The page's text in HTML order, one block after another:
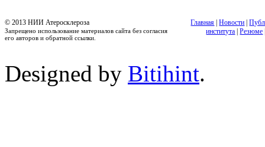
© 2013 НИИ Атеросклероза
Запрещено использование материалов сайта без согласия
его авторов и обратной ссылки.
Главная |Новости |
института |Резюме
Designed by Bitihint.